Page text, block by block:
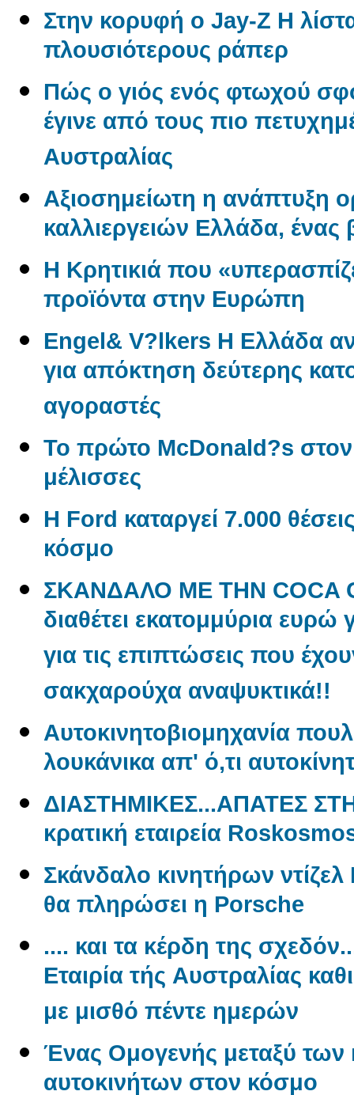
Στην κορυφή ο Jay-Z Η
πλουσιότερους ράπερ
Πώς ο γιός ενός φτωχού
έγινε από τους πιο
Αυστραλίας
Αξιοσημείωτη η ανάπτυξη
καλλιεργειών Ελλάδα, ένας
Η Κρητικιά που
προϊόντα στην Ευρώπη
Engel& V?lkers Η Ελλάδα
για απόκτηση δεύτερης
αγοραστές
Το πρώτο McDonald?s
μέλισσες
Η Ford καταργεί 7.000
κόσμο
ΣΚΑΝΔΑΛΟ ΜΕ ΤΗΝ COCA
διαθέτει εκατομμύρια ευρώ
για τις επιπτώσεις που
σακχαρούχα αναψυκτικά!!
Aυτοκινητοβιομηχανία
λουκάνικα απ' ό,τι
ΔΙΑΣΤΗΜΙΚΕΣ...ΑΠΑΤΕΣ
κρατική εταιρεία
Σκάνδαλο κινητήρων
θα πληρώσει η Porsche
.... και τα κέρδη της
Εταιρία τής Aυστραλίας
με μισθό πέντε ημερών
Ένας Oμογενής μεταξύ
αυτοκινήτων στον κόσμο